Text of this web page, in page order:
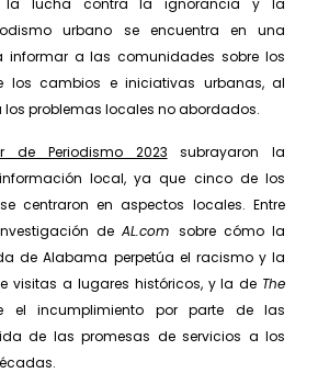
la lucha contra la ignorancia y la
urbano se encuentra en una
informar a las comunidades sobre los
los cambios e iniciativas urbanas, al
problemas locales no abordados.
de Periodismo 2023
subra­yaron la
local, ya que cinco de los
centraron en aspec­tos locales. Entre
deAL.com sobre cómo la
de Ala­bama perpetúa el racismo y la
visitas a lugares históricos, y la de The
el incumplimiento por parte de las
de las promesas de servicios a los